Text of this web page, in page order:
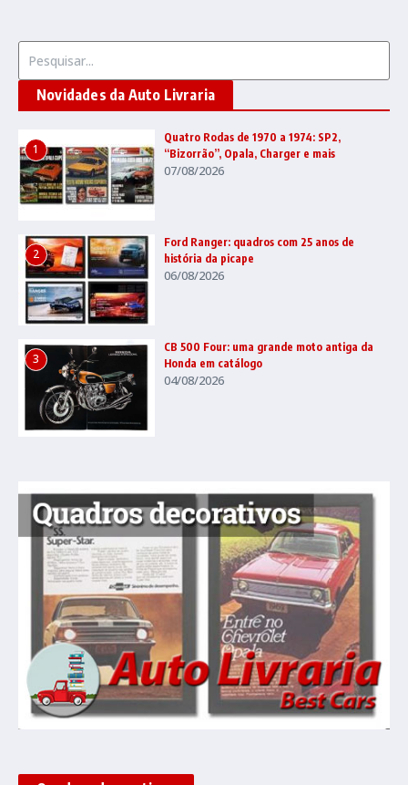
Novidades da Auto Livraria
1
Quatro Rodas de 1970 a 1974: SP2,
“Bizorrão”, Opala, Charger e mais
07/08/2026
2
Ford Ranger: quadros com 25 anos de
história da picape
06/08/2026
3
CB 500 Four: uma grande moto antiga da
Honda em catálogo
04/08/2026